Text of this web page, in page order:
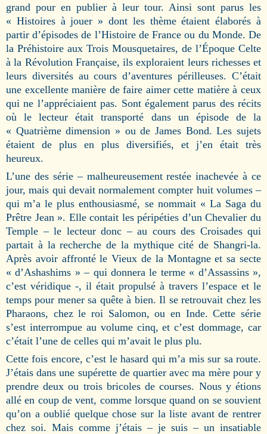
grand pour en publier à leur tour. Ainsi sont parus les
« Histoires à jouer » dont les thème étaient élaborés à
partir d’épisodes de l’Histoire de France ou du Monde. De
la Préhistoire aux Trois Mousquetaires, de l’Époque Celte
à la Révolution Française, ils exploraient leurs richesses et
leurs diversités au cours d’aventures périlleuses. C’était
une excellente manière de faire aimer cette matière à ceux
qui ne l’appréciaient pas. Sont également parus des récits
où le lecteur était transporté dans un épisode de la
« Quatrième dimension » ou de James Bond. Les sujets
étaient de plus en plus diversifiés, et j’en était très
heureux.
L’une des série – malheureusement restée inachevée à ce
jour, mais qui devait normalement compter huit volumes –
qui m’a le plus enthousiasmé, se nommait « La Saga du
Prêtre Jean ». Elle contait les péripéties d’un Chevalier du
Temple – le lecteur donc – au cours des Croisades qui
partait à la recherche de la mythique cité de Shangri-la.
Après avoir affronté le Vieux de la Montagne et sa secte
« d’Ashashims » – qui donnera le terme « d’Assassins »,
c’est véridique -, il était propulsé à travers l’espace et le
temps pour mener sa quête à bien. Il se retrouvait chez les
Pharaons, chez le roi Salomon, ou en Inde. Cette série
s’est interrompue au volume cinq, et c’est dommage, car
c’était l’une de celles qui m’avait le plus plu.
Cette fois encore, c’est le hasard qui m’a mis sur sa route.
J’étais dans une supérette de quartier avec ma mère pour y
prendre deux ou trois bricoles de courses. Nous y étions
allé en coup de vent, comme lorsque quand on se souvient
qu’on a oublié quelque chose sur la liste avant de rentrer
chez soi. Mais comme j’étais – je suis – un insatiable